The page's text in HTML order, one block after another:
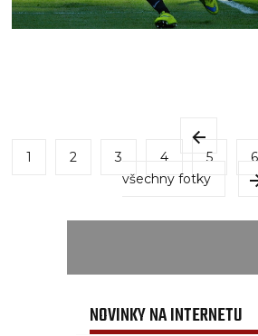
1 2 3 4 5 6
všechny fotky
NOVINKY NA INTERNETU